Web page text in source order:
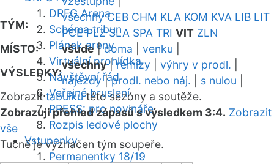
DRFG Arena
Schéma tribun
Plánek areny
Virtuální prohlídka
Návštěvní řád
Veřejné bruslení
PRESS: pro novináře
Rozpis ledové plochy
Vstupenky
Permanentky 18/19
TÝM:
všechny CEB CHM KLA KOM KVA LIB LIT
PCE PLZ SLA SPA TRI VIT ZLN
MÍSTO:
všude|doma venku
VÝSLEDKY:
všechny|remízy výhry v prodl.
nájezdy|prodl. nebo náj. s nulou
Zobrazittabulkutéto sezóny a soutěže.
Zobrazuji přehled zápasů s výsledkem 3:4. Zobrazit
vše
Tučně je vyznačen tým soupeře.